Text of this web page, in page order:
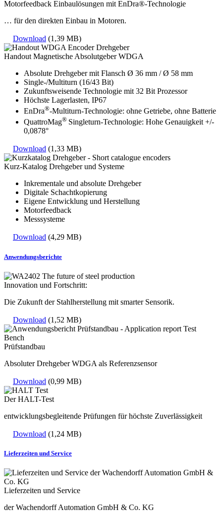
Motorfeedback Einbaulösungen mit EnDra®-Technologie
… für den direkten Einbau in Motoren.
Download (1,39 MB)
Handout Magnetische Absolutgeber WDGA
Absolute Drehgeber mit Flansch Ø 36 mm / Ø 58 mm
Single-/Multiturn (16/43 Bit)
Zukunftsweisende Technologie mit 32 Bit Prozessor
Höchste Lagerlasten, IP67
EnDra®-Multiturn-Technologie: ohne Getriebe, ohne Batterie
QuattroMag® Singleturn-Technologie: Hohe Genauigkeit +/-
0,0878°
Download (1,33 MB)
Kurz-Katalog Drehgeber und Systeme
Inkrementale und absolute Drehgeber
Digitale Schachtkopierung
Eigene Entwicklung und Herstellung
Motorfeedback
Messsysteme
Download (4,29 MB)
Anwendungsberichte
Innovation und Fortschritt:
Die Zukunft der Stahlherstellung mit smarter Sensorik.
Download (1,52 MB)
Prüfstandbau
Absoluter Drehgeber WDGA als Referenzsensor
Download (0,99 MB)
Der HALT-Test
entwicklungsbegleitende Prüfungen für höchste Zuverlässigkeit
Download (1,24 MB)
Lieferzeiten und Service
Lieferzeiten und Service
der Wachendorff Automation GmbH & Co. KG